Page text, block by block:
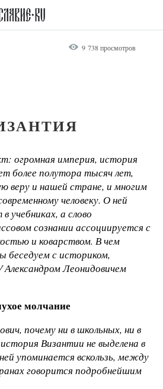
9 738 просмотров
огромная империя, история
более полутора тысяч лет,
веру и нашей стране, и многим
человеку. О ней
учебниках, а слово
сознании ассоциируется с
и коварством. В чем
беседуем с историком,
Леонидовичем
молчание
почему ни в школьных, ни в
история Византии не выделена в
упоминается вскользь, между
говорится подробнейшим